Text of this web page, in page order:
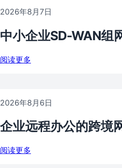
2026年8月7日
中小企业SD-WAN组
阅读更多
2026年8月6日
企业远程办公的跨境
阅读更多